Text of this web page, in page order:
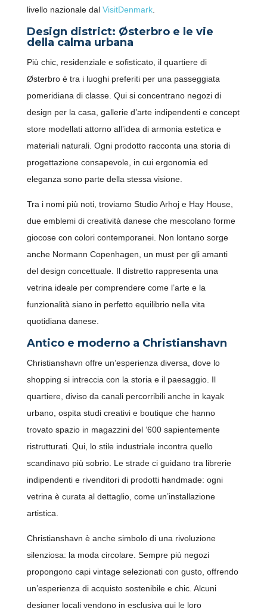
livello nazionale dal VisitDenmark.
Design district: Østerbro e le vie
della calma urbana
Più chic, residenziale e sofisticato, il quartiere di
Østerbro è tra i luoghi preferiti per una passeggiata
pomeridiana di classe. Qui si concentrano negozi di
design per la casa, gallerie d’arte indipendenti e concept
store modellati attorno all’idea di armonia estetica e
materiali naturali. Ogni prodotto racconta una storia di
progettazione consapevole, in cui ergonomia ed
eleganza sono parte della stessa visione.
Tra i nomi più noti, troviamo Studio Arhoj e Hay House,
due emblemi di creatività danese che mescolano forme
giocose con colori contemporanei. Non lontano sorge
anche Normann Copenhagen, un must per gli amanti
del design concettuale. Il distretto rappresenta una
vetrina ideale per comprendere come l’arte e la
funzionalità siano in perfetto equilibrio nella vita
quotidiana danese.
Antico e moderno a Christianshavn
Christianshavn offre un’esperienza diversa, dove lo
shopping si intreccia con la storia e il paesaggio. Il
quartiere, diviso da canali percorribili anche in kayak
urbano, ospita studi creativi e boutique che hanno
trovato spazio in magazzini del ‘600 sapientemente
ristrutturati. Qui, lo stile industriale incontra quello
scandinavo più sobrio. Le strade ci guidano tra librerie
indipendenti e rivenditori di prodotti handmade: ogni
vetrina è curata al dettaglio, come un’installazione
artistica.
Christianshavn è anche simbolo di una rivoluzione
silenziosa: la moda circolare. Sempre più negozi
propongono capi vintage selezionati con gusto, offrendo
un’esperienza di acquisto sostenibile e chic. Alcuni
designer locali vendono in esclusiva qui le loro